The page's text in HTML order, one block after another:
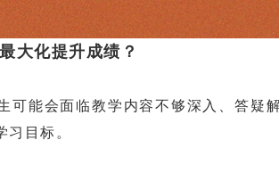
化提升成绩？
能会面临教学内容不够深入、答疑
目标。